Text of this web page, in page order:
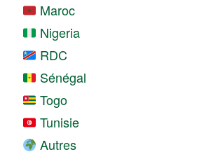
Maroc
Nigeria
RDC
Sénégal
Togo
Tunisie
Autres